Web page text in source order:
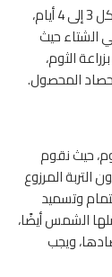
يجب أيضًا الحفاظ على الانتظام في ري الثوم المزروع كل 3 إلى 4 أيام،
الشتاء حيث
الثوم،
المحصول.
حيث نقوم
التربة المرزوع
وتسميد
الشمس أيضًا،
ويجب